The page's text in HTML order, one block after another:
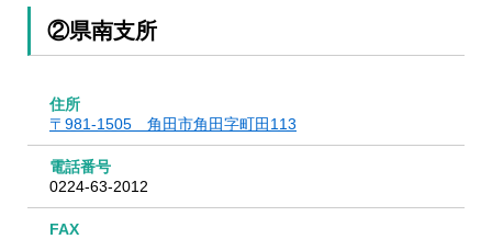
②県南支所
住所
〒981-1505 角田市角田字町田113
電話番号
0224-63-2012
FAX